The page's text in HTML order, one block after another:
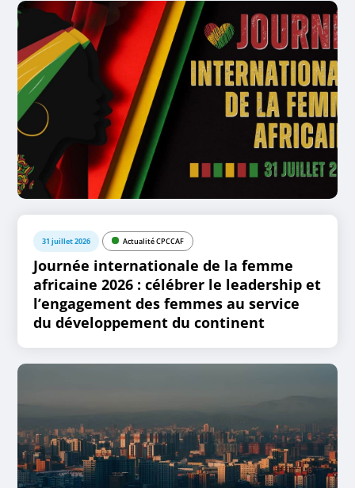
31 juillet 2026 Actualité CPCCAF
Journée internationale de la femme
africaine 2026 : célébrer le leadership et
l’engagement des femmes au service
du développement du continent